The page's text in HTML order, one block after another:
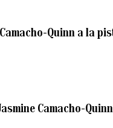
Quinn a la
Camacho-